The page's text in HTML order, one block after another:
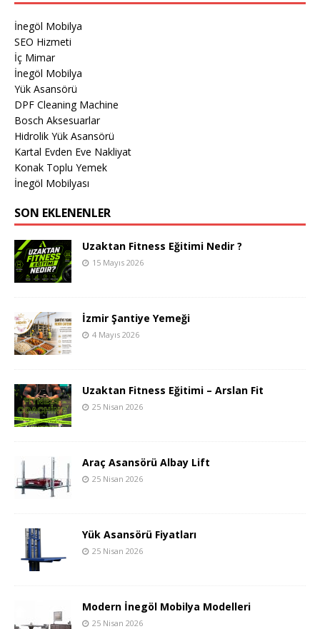
İnegöl Mobilya
SEO Hizmeti
İç Mimar
İnegöl Mobilya
Yük Asansörü
DPF Cleaning Machine
Bosch Aksesuarlar
Hidrolik Yük Asansörü
Kartal Evden Eve Nakliyat
Konak Toplu Yemek
İnegöl Mobilyası
SON EKLENENLER
Uzaktan Fitness Eğitimi Nedir ?
15 Mayıs 2026
İzmir Şantiye Yemeği
4 Mayıs 2026
Uzaktan Fitness Eğitimi – Arslan Fit
25 Nisan 2026
Araç Asansörü Albay Lift
25 Nisan 2026
Yük Asansörü Fiyatları
25 Nisan 2026
Modern İnegöl Mobilya Modelleri
25 Nisan 2026